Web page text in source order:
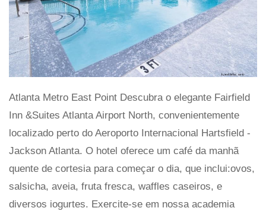
Atlanta Metro East Point Descubra o elegante Fairfield
Inn &Suites Atlanta Airport North, convenientemente
localizado perto do Aeroporto Internacional Hartsfield -
Jackson Atlanta. O hotel oferece um café da manhã
quente de cortesia para começar o dia, que inclui:ovos,
salsicha, aveia, fruta fresca, waffles caseiros, e
diversos iogurtes. Exercite-se em nossa academia